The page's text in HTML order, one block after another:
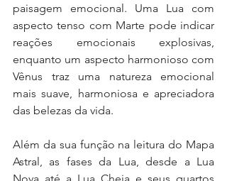
paisagem emocional. Uma Lua com
aspecto tenso com Marte pode indicar
reações emocionais explosivas,
enquanto um aspecto harmonioso com
Vênus traz uma natureza emocional
mais suave, harmoniosa e apreciadora
das belezas da vida.
Além da sua função na leitura do Mapa
Astral, as fases da Lua, desde a Lua